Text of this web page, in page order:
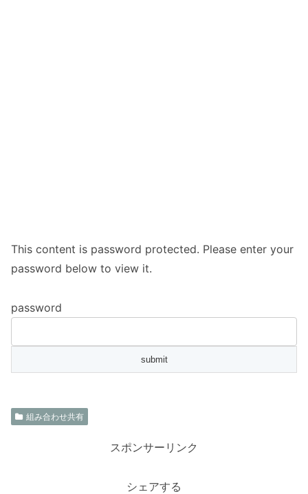
This content is password protected. Please enter your
password below to view it.
password
組み合わせ共有
スポンサーリンク
シェアする